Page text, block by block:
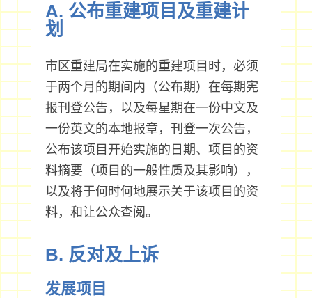
A. 公布重建项目及重建计
划
市区重建局在实施的重建项目时，必须
于两个月的期间内（公布期）在每期宪
报刊登公告，以及每星期在一份中文及
一份英文的本地报章，刊登一次公告，
公布该项目开始实施的日期、项目的资
料摘要（项目的一般性质及其影响），
以及将于何时何地展示关于该项目的资
料，和让公众查阅。
B. 反对及上诉
发展项目